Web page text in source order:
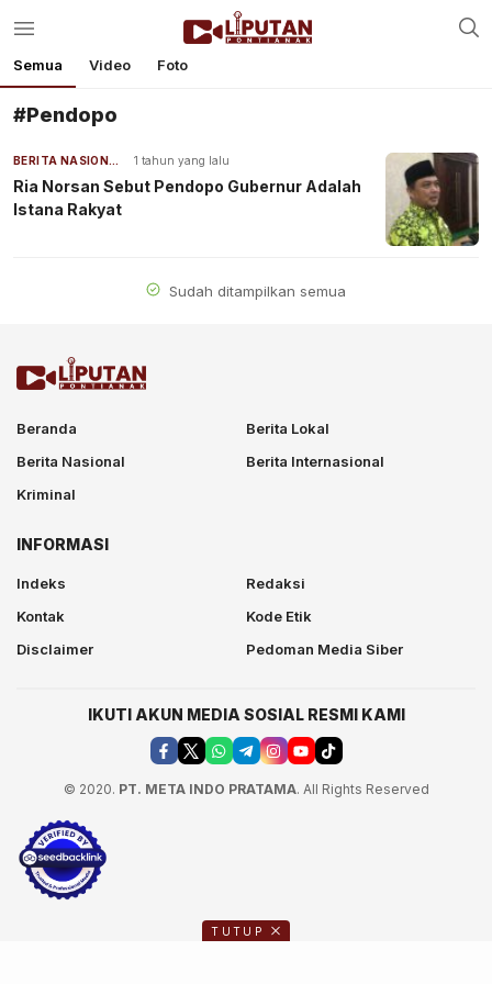
Semua Video Foto
#Pendopo
BERITA NASIONAL 1 tahun yang lalu
Ria Norsan Sebut Pendopo Gubernur Adalah
Istana Rakyat
Sudah ditampilkan semua
Beranda
Berita Lokal
Berita Nasional
Berita Internasional
Kriminal
INFORMASI
Indeks
Redaksi
Kontak
Kode Etik
Disclaimer
Pedoman Media Siber
IKUTI AKUN MEDIA SOSIAL RESMI KAMI
© 2020. PT. META INDO PRATAMA. All Rights Reserved
TUTUP